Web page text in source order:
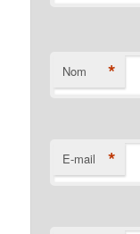
Nom *
E-mail *